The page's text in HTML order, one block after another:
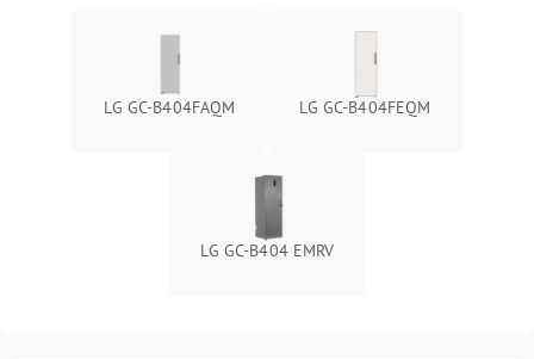
LG GC-B404FAQM LG GC-B404FEQM
LG GC-B404 EMRV